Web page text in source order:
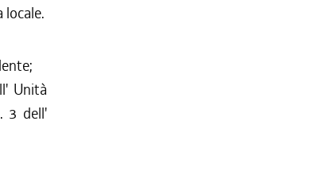
locale.
Unità
3 dell'